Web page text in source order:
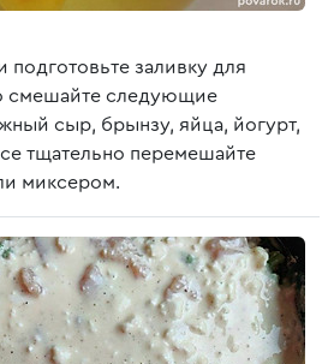
подготовьте заливку для
смешайте следующие
сыр, брынзу, яйца, йогурт,
тщательно перемешайте
миксером.